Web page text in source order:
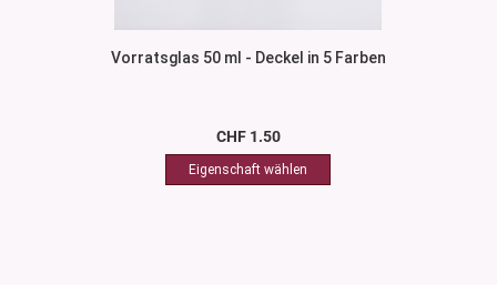
Vorratsglas 50 ml - Deckel in 5 Farben
CHF 1.50